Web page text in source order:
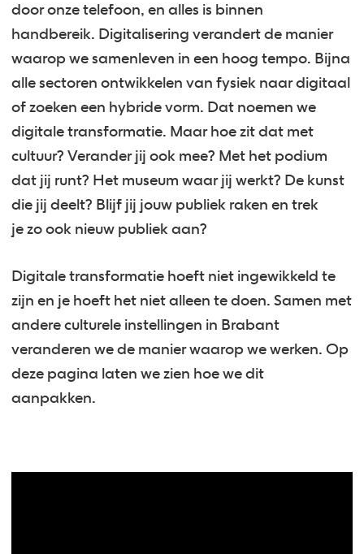
door onze telefoon, en alles is binnen
handbereik. Digitalisering verandert de manier
waarop we samenleven in een hoog tempo. Bijna
alle sectoren ontwikkelen van fysiek naar digitaal
of zoeken een hybride vorm. Dat noemen we
digitale transformatie. Maar hoe zit dat met
cultuur? Verander jij ook mee? Met het podium
dat jij runt? Het museum waar jij werkt? De kunst
die jij deelt? Blijf jij jouw publiek raken en trek
je zo ook nieuw publiek aan?
Digitale transformatie hoeft niet ingewikkeld te
zijn en je hoeft het niet alleen te doen. Samen met
andere culturele instellingen in Brabant
veranderen we de manier waarop we werken. Op
deze pagina laten we zien hoe we dit
aanpakken.